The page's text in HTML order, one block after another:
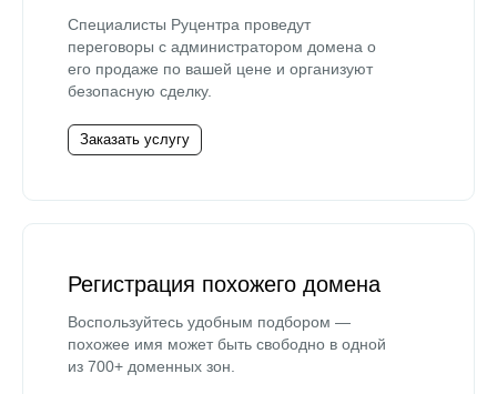
Специалисты Руцентра проведут
переговоры с администратором домена о
его продаже по вашей цене и организуют
безопасную сделку.
Заказать услугу
Регистрация похожего домена
Воспользуйтесь удобным подбором —
похожее имя может быть свободно в одной
из 700+ доменных зон.